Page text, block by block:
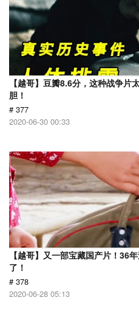
【越哥】豆瓣8.6分，这种战争片
胆！
# 377
2020-06-30 00:33
【越哥】又一部宝藏国产片！36
了！
# 378
2020-06-28 05:13